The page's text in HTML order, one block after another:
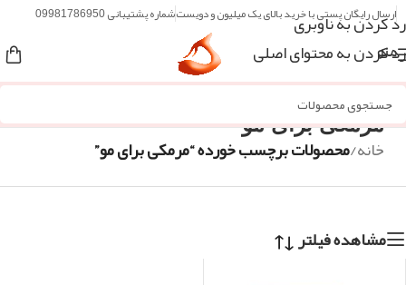
رد کردن به ناوبری
رد کردن به محتوای اصلی
ارسال رایگان پستی با خرید بالای یک میلیون و دویستشماره پشتیبانی 09981786950
منو
مرمکی برای مو
خانه/محصولات برچسب خورده “مرمکی برای مو”
مشاهده فیلتر